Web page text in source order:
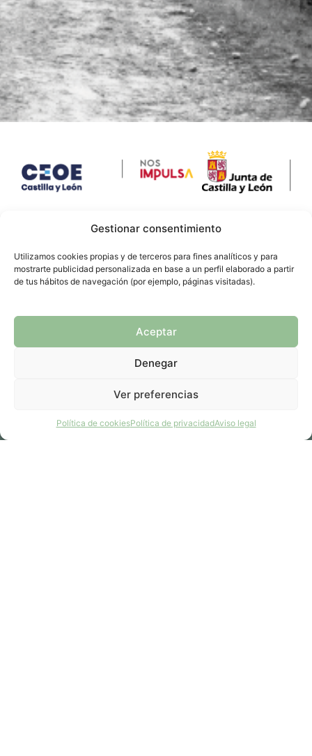
Gestionar consentimiento
Utilizamos cookies propias y de terceros para fines analíticos y para
mostrarte publicidad personalizada en base a un perfil elaborado a partir
de tus hábitos de navegación (por ejemplo, páginas visitadas).
Aceptar
Denegar
Ver preferencias
Política de cookiesPolítica de privacidadAviso legal
TEMÁTICAS
Cambio climático y Descarbonización
Economía circular y Ecodiseño
Uso de recursos
ÁMBITO TERRITORIAL
Castilla y León